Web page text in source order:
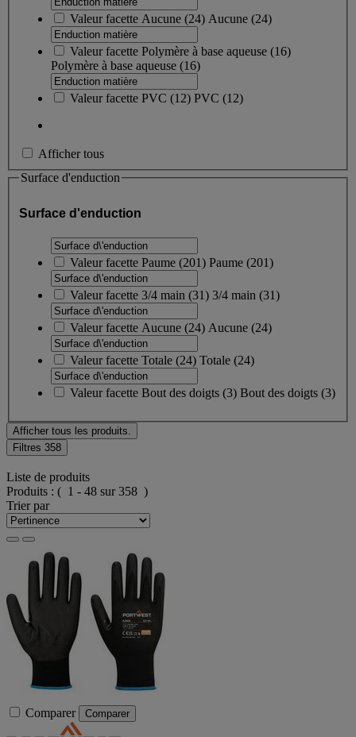
Valeur facette Aucune (24) Aucune (24)
Valeur facette Polymère à base aqueuse (16)
Polymère à base aqueuse (16)
Valeur facette PVC (12) PVC (12)
Afficher tous
Surface d'enduction
Surface d'enduction
Valeur facette Paume (201) Paume (201)
Valeur facette 3/4 main (31) 3/4 main (31)
Valeur facette Aucune (24) Aucune (24)
Valeur facette Totale (24) Totale (24)
Valeur facette Bout des doigts (3) Bout des doigts (3)
Afficher tous les produits.
Filtres 358
Liste de produits
Produits : ( 1 - 48 sur 358 )
Trier par
Comparer Comparer